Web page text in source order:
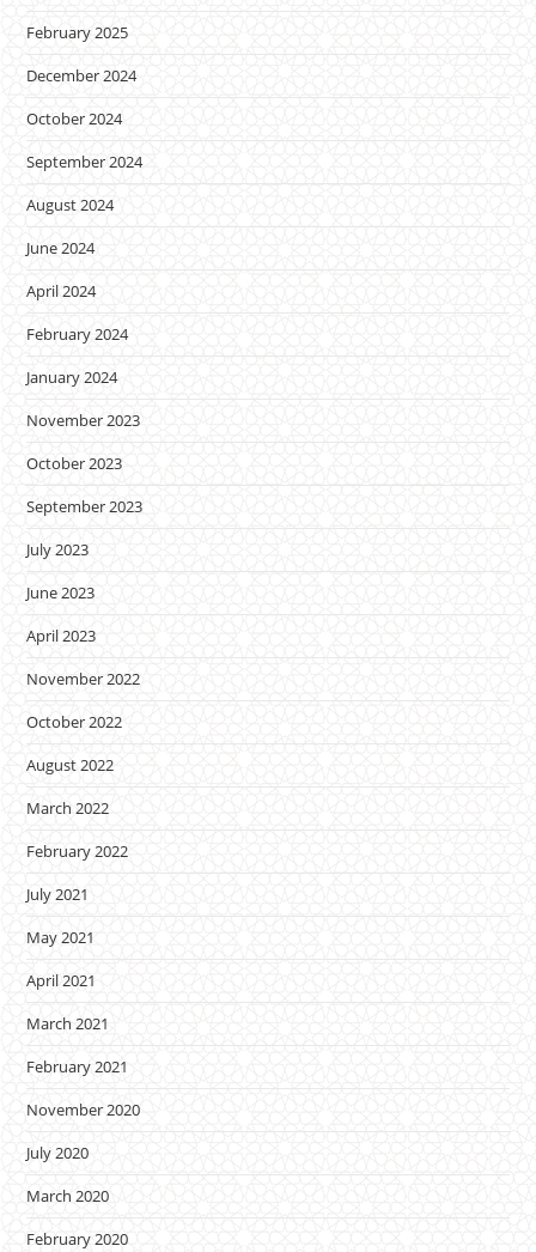
February 2025
December 2024
October 2024
September 2024
August 2024
June 2024
April 2024
February 2024
January 2024
November 2023
October 2023
September 2023
July 2023
June 2023
April 2023
November 2022
October 2022
August 2022
March 2022
February 2022
July 2021
May 2021
April 2021
March 2021
February 2021
November 2020
July 2020
March 2020
February 2020